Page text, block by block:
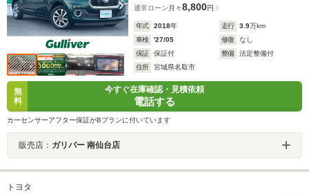
通常ローン 月々8,800円
年式 2018年 走行 3.9万km
車検
'27/05 修復
なし
保証
保証付 整備
法定整備付
住所
宮城県名取市
無
料
今すぐ在庫確認・見積依頼
電話する
カーセンサーアフター保証がBプランに付いています
販売店： ガリバー 南仙台店
トヨタ